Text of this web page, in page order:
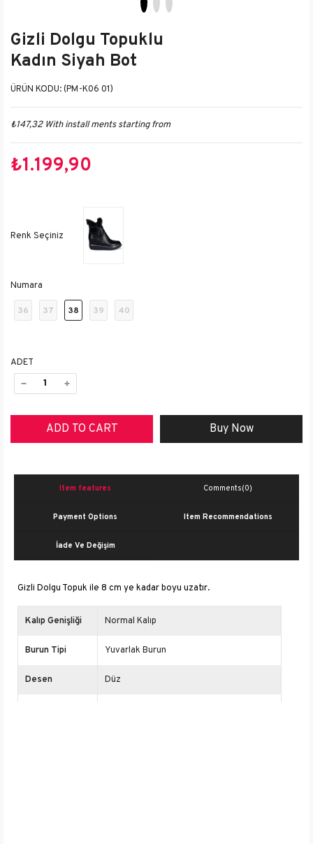
Gizli Dolgu Topuklu
Kadın Siyah Bot
(PM-K06 01)
₺147,32 With install ments starting from
₺1.199,90
Numara
36 37 38 39 40
ADET
Item features Comments(0)
Payment Options Item Recommendations
İade Ve Değişim
Gizli Dolgu Topuk ile 8 cm ye kadar boyu uzatır.
Kalıp Genişliği Normal Kalıp
Burun Tipi Yuvarlak Burun
Desen Düz